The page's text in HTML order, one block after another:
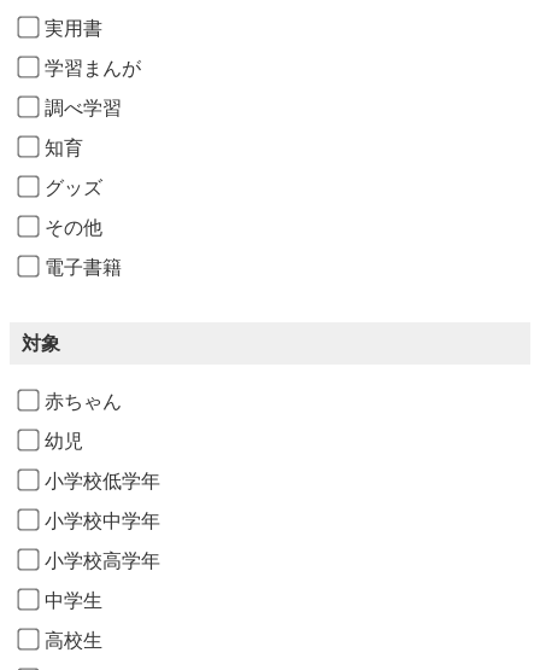
実用書
学習まんが
調べ学習
知育
グッズ
その他
電子書籍
対象
赤ちゃん
幼児
小学校低学年
小学校中学年
小学校高学年
中学生
高校生